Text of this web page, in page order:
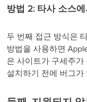
방법 2: 타사 소스
두 번째 접근 방식은
방법을 사용하면
은 사이트가 구세주가
설치하기 전에 버그가